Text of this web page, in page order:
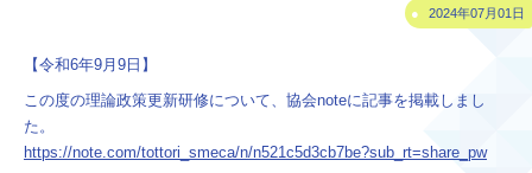
2024年07月01日
【令和6年9月9日】
この度の理論政策更新研修について、協会noteに記事を掲載しまし
た。
https://note.com/tottori_smeca/n/n521c5d3cb7be?sub_rt=share_pw